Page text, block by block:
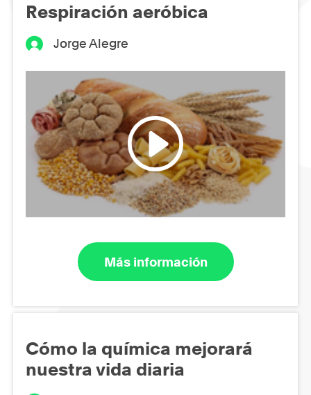
Respiración aeróbica
Jorge Alegre
Más información
Cómo la química mejorará
nuestra vida diaria